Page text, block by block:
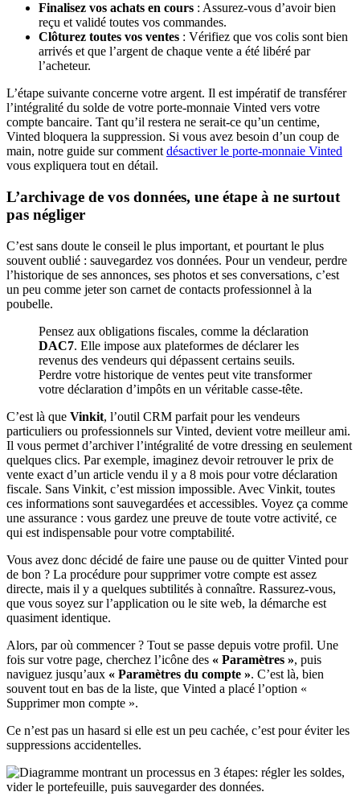
Finalisez vos achats en cours : Assurez-vous d’avoir bien
reçu et validé toutes vos commandes.
Clôturez toutes vos ventes : Vérifiez que vos colis sont bien
arrivés et que l’argent de chaque vente a été libéré par
l’acheteur.
L’étape suivante concerne votre argent. Il est impératif de transférer
l’intégralité du solde de votre porte-monnaie Vinted vers votre
compte bancaire. Tant qu’il restera ne serait-ce qu’un centime,
Vinted bloquera la suppression. Si vous avez besoin d’un coup de
main, notre guide sur comment désactiver le porte-monnaie Vinted
vous expliquera tout en détail.
L’archivage de vos données, une étape à ne surtout
pas négliger
C’est sans doute le conseil le plus important, et pourtant le plus
souvent oublié : sauvegardez vos données. Pour un vendeur, perdre
l’historique de ses annonces, ses photos et ses conversations, c’est
un peu comme jeter son carnet de contacts professionnel à la
poubelle.
Pensez aux obligations fiscales, comme la déclaration
DAC7. Elle impose aux plateformes de déclarer les
revenus des vendeurs qui dépassent certains seuils.
Perdre votre historique de ventes peut vite transformer
votre déclaration d’impôts en un véritable casse-tête.
C’est là que Vinkit, l’outil CRM parfait pour les vendeurs
particuliers ou professionnels sur Vinted, devient votre meilleur ami.
Il vous permet d’archiver l’intégralité de votre dressing en seulement
quelques clics. Par exemple, imaginez devoir retrouver le prix de
vente exact d’un article vendu il y a 8 mois pour votre déclaration
fiscale. Sans Vinkit, c’est mission impossible. Avec Vinkit, toutes
ces informations sont sauvegardées et accessibles. Voyez ça comme
une assurance : vous gardez une preuve de toute votre activité, ce
qui est indispensable pour votre comptabilité.
Vous avez donc décidé de faire une pause ou de quitter Vinted pour
de bon ? La procédure pour supprimer votre compte est assez
directe, mais il y a quelques subtilités à connaître. Rassurez-vous,
que vous soyez sur l’application ou le site web, la démarche est
quasiment identique.
Alors, par où commencer ? Tout se passe depuis votre profil. Une
fois sur votre page, cherchez l’icône des « Paramètres », puis
naviguez jusqu’aux « Paramètres du compte ». C’est là, bien
souvent tout en bas de la liste, que Vinted a placé l’option «
Supprimer mon compte ».
Ce n’est pas un hasard si elle est un peu cachée, c’est pour éviter les
suppressions accidentelles.